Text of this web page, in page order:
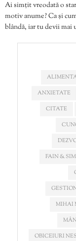
Ai simțit vreodată o
motiv anume? Ca și
blândă, iar tu devii mai
ANXIETATE
CITATE
FAIN &
MIHAI
OBICEIURI